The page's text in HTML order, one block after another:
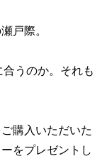
戸際。
うのか。それも
購入いただいた
をプレゼントし